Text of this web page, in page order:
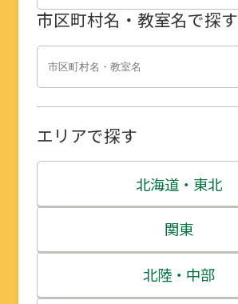
市区町村名・教室名で探す
エリアで探す
北海道・東北
北海道
青森県
関東
茨城県
北陸・中部